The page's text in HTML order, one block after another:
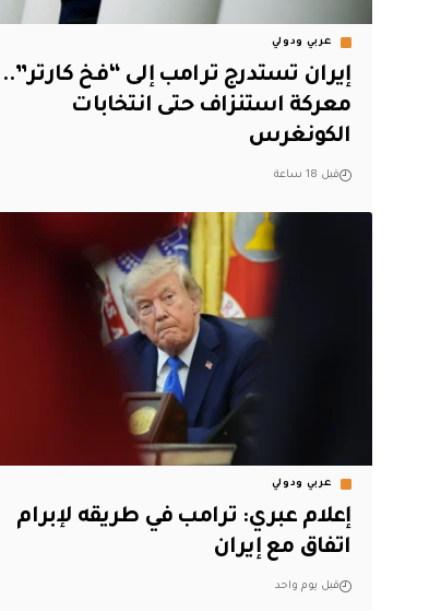
عربي ودولي
إيران تستدرج ترامب إلى “فخ كارتر”..
معركة استنزاف حتى انتخابات
الكونغرس
قبل 18 ساعة
عربي ودولي
إعلام عبري: ترامب في طريقه لإبرام
اتفاق مع إيران
قبل يوم واحد